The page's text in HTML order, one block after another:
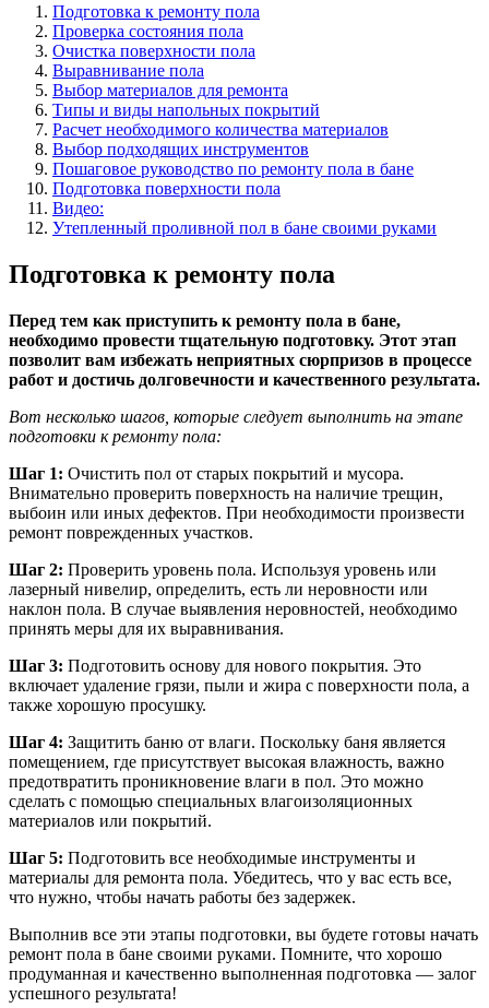
Подготовка к ремонту пола
Проверка состояния пола
Очистка поверхности пола
Выравнивание пола
Выбор материалов для ремонта
Типы и виды напольных покрытий
Расчет необходимого количества материалов
Выбор подходящих инструментов
Пошаговое руководство по ремонту пола в бане
Подготовка поверхности пола
Видео:
Утепленный проливной пол в бане своими руками
Подготовка к ремонту пола
Перед тем как приступить к ремонту пола в бане,
необходимо провести тщательную подготовку. Этот этап
позволит вам избежать неприятных сюрпризов в процессе
работ и достичь долговечности и качественного результата.
Вот несколько шагов, которые следует выполнить на этапе
подготовки к ремонту пола:
Шаг 1: Очистить пол от старых покрытий и мусора.
Внимательно проверить поверхность на наличие трещин,
выбоин или иных дефектов. При необходимости произвести
ремонт поврежденных участков.
Шаг 2: Проверить уровень пола. Используя уровень или
лазерный нивелир, определить, есть ли неровности или
наклон пола. В случае выявления неровностей, необходимо
принять меры для их выравнивания.
Шаг 3: Подготовить основу для нового покрытия. Это
включает удаление грязи, пыли и жира с поверхности пола, а
также хорошую просушку.
Шаг 4: Защитить баню от влаги. Поскольку баня является
помещением, где присутствует высокая влажность, важно
предотвратить проникновение влаги в пол. Это можно
сделать с помощью специальных влагоизоляционных
материалов или покрытий.
Шаг 5: Подготовить все необходимые инструменты и
материалы для ремонта пола. Убедитесь, что у вас есть все,
что нужно, чтобы начать работы без задержек.
Выполнив все эти этапы подготовки, вы будете готовы начать
ремонт пола в бане своими руками. Помните, что хорошо
продуманная и качественно выполненная подготовка — залог
успешного результата!